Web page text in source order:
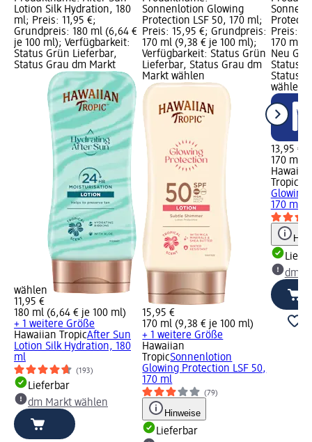
Lotion Silk Hydration, 180
ml; Preis: 11,95 €;
Grundpreis: 180 ml (6,64 €
je 100 ml); Verfügbarkeit:
Status Grün Lieferbar,
Status Grau dm Markt
wählen
11,95 €
180 ml (6,64 € je 100 ml)
+ 1 weitere Größe
Hawaiian TropicAfter Sun
Lotion Silk Hydration, 180
ml
(193)
Lieferbar
dm Markt wählen
Sonnenlotion Glowing
Protection LSF 50, 170 ml;
Preis: 15,95 €; Grundpreis:
170 ml (9,38 € je 100 ml);
Verfügbarkeit: Status Grün
Lieferbar, Status Grau dm
Markt wählen
15,95 €
170 ml (9,38 € je 100 ml)
+ 1 weitere Größe
Hawaiian
TropicSonnenlotion
Glowing Protection LSF 50,
170 ml
(79)
Hinweise
Lieferbar
Preis:
170 ml
Neu
Status
Status
wählen
13,95 €
170 ml
Tropic
Glowing
170 ml
dm